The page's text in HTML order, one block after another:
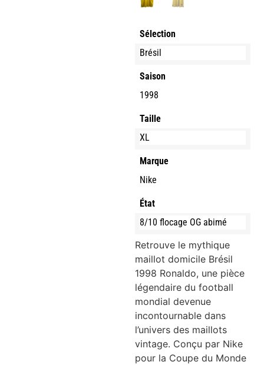
Sélection
Brésil
Saison
1998
Taille
XL
Marque
Nike
État
8/10 flocage OG abimé
Retrouve le mythique
maillot domicile Brésil
1998 Ronaldo, une pièce
légendaire du football
mondial devenue
incontournable dans
l’univers des maillots
vintage. Conçu par Nike
pour la Coupe du Monde